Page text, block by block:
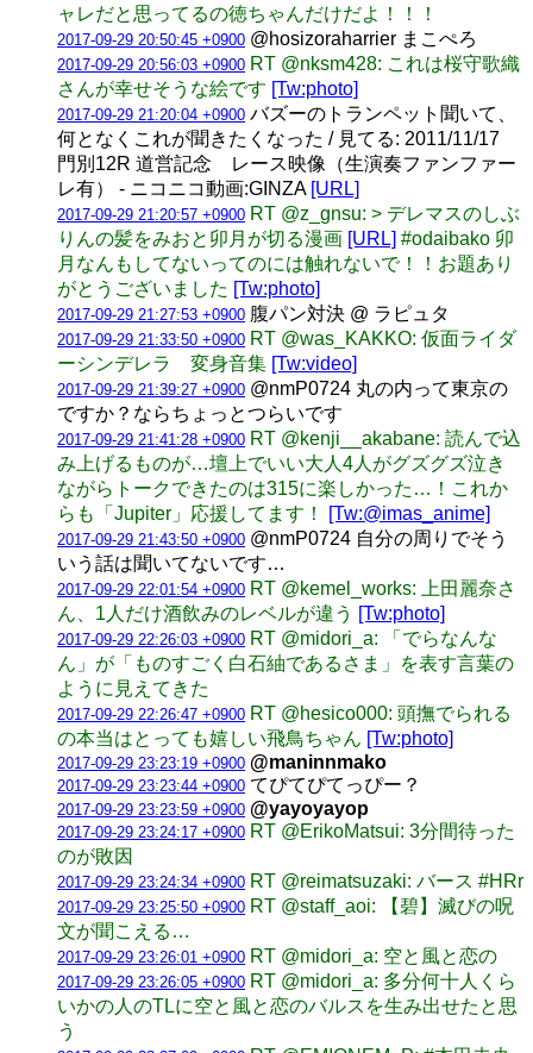
ャレだと思ってるの徳ちゃんだけだよ！！！
2017-09-29 20:50:45 +0900 @hosizoraharrier まこぺろ
2017-09-29 20:56:03 +0900 RT @nksm428: これは桜守歌織
さんが幸せそうな絵です [Tw:photo]
2017-09-29 21:20:04 +0900 バズーのトランペット聞いて、
何となくこれが聞きたくなった / 見てる: 2011/11/17
門別12R 道営記念 レース映像（生演奏ファンファー
レ有） - ニコニコ動画:GINZA [URL]
2017-09-29 21:20:57 +0900 RT @z_gnsu: > デレマスのしぶ
りんの髪をみおと卯月が切る漫画 [URL] #odaibako 卯
月なんもしてないってのには触れないで！！お題あり
がとうございました [Tw:photo]
2017-09-29 21:27:53 +0900 腹パン対決 @ ラピュタ
2017-09-29 21:33:50 +0900 RT @was_KAKKO: 仮面ライダ
ーシンデレラ 変身音集 [Tw:video]
2017-09-29 21:39:27 +0900 @nmP0724 丸の内って東京の
ですか？ならちょっとつらいです
2017-09-29 21:41:28 +0900 RT @kenji__akabane: 読んで込
み上げるものが…壇上でいい大人4人がグズグズ泣き
ながらトークできたのは315に楽しかった…！これか
らも「Jupiter」応援してます！
[Tw:@imas_anime]
2017-09-29 21:43:50 +0900 @nmP0724 自分の周りでそう
いう話は聞いてないです…
2017-09-29 22:01:54 +0900 RT @kemel_works: 上田麗奈さ
ん、1人だけ酒飲みのレベルが違う [Tw:photo]
2017-09-29 22:26:03 +0900 RT @midori_a: 「でらなんな
ん」が「ものすごく白石紬であるさま」を表す言葉の
ように見えてきた
2017-09-29 22:26:47 +0900 RT @hesico000: 頭撫でられる
の本当はとっても嬉しい飛鳥ちゃん [Tw:photo]
2017-09-29 23:23:19 +0900 @maninnmako
2017-09-29 23:23:44 +0900 てぴてぴてっぴー？
2017-09-29 23:23:59 +0900 @yayoyayop
2017-09-29 23:24:17 +0900 RT @ErikoMatsui: 3分間待った
のが敗因
2017-09-29 23:24:34 +0900 RT @reimatsuzaki: バース #HRr
2017-09-29 23:25:50 +0900 RT @staff_aoi: 【碧】滅びの呪
文が聞こえる…
2017-09-29 23:26:01 +0900 RT @midori_a: 空と風と恋の
2017-09-29 23:26:05 +0900 RT @midori_a: 多分何十人くら
いかの人のTLに空と風と恋のバルスを生み出せたと思
う